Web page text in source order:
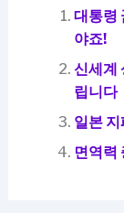
대통령
야죠!
신세계
립니다
일본
면역력